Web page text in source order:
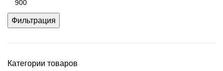
Фильтрация
Категории товаров